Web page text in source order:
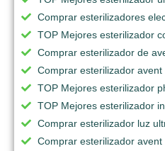
Comprar esterilizadores
TOP Mejores esterilizador
Comprar esterilizador de
Comprar esterilizador
TOP Mejores esterilizador
TOP Mejores esterilizador
Comprar esterilizador luz
Comprar esterilizador avent